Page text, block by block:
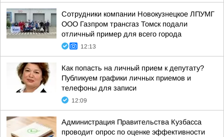
Сотрудники компании Новокузнецкое ЛПУМГ
ООО Газпром трансгаз Томск подали
отличный пример для всего города
12:13
Как попасть на личный прием к депутату?
Публикуем графики личных приемов и
телефоны для записи
12:09
Администрация Правительства Кузбасса
проводит опрос по оценке эффективности